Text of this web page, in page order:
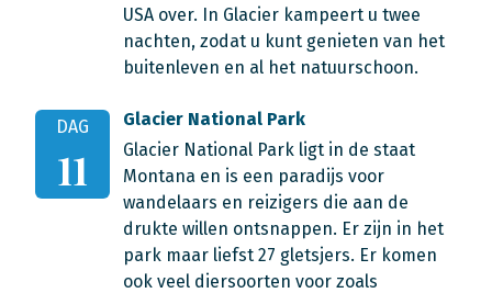
USA over. In Glacier kampeert u twee
nachten, zodat u kunt genieten van het
buitenleven en al het natuurschoon.
DAG
11
Glacier National Park
Glacier National Park ligt in de staat
Montana en is een paradijs voor
wandelaars en reizigers die aan de
drukte willen ontsnappen. Er zijn in het
park maar liefst 27 gletsjers. Er komen
ook veel diersoorten voor zoals